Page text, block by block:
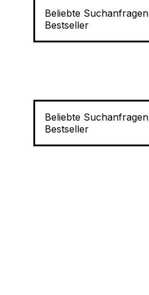
Beliebte Suchanfragen
Bestseller
Beliebte Suchanfragen
Bestseller